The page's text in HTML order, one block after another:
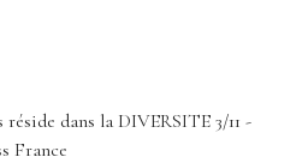
dans la DIVERSITE 3/11 -
France